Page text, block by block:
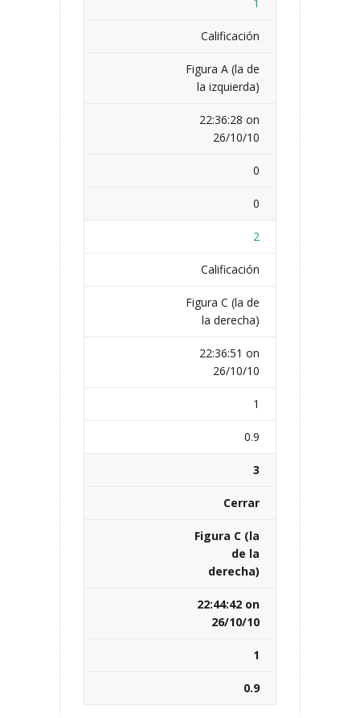
1
Calificación
Figura A (la de
la izquierda)
22:36:28 on
26/10/10
0
0
2
Calificación
Figura C (la de
la derecha)
22:36:51 on
26/10/10
1
0.9
3
Cerrar
Figura C (la
de la
derecha)
22:44:42 on
26/10/10
1
0.9